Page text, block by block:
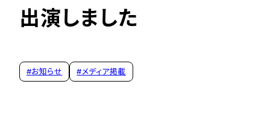
出演しました
#お知らせ #メディア掲載